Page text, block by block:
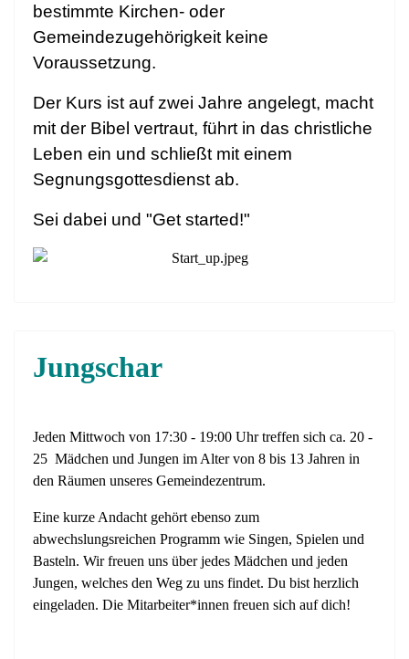
bestimmte Kirchen- oder
Gemeindezugehörigkeit keine
Voraussetzung.
Der Kurs ist auf zwei Jahre angelegt, macht
mit der Bibel vertraut, führt in das christliche
Leben ein und schließt mit einem
Segnungsgottesdienst ab.
Sei dabei und "Get started!"
Jungschar
Jeden Mittwoch von 17:30 - 19:00 Uhr treffen sich ca. 20 -
25 Mädchen und Jungen im Alter von 8 bis 13 Jahren in
den Räumen unseres Gemeindezentrum.
Eine kurze Andacht gehört ebenso zum
abwechslungsreichen Programm wie Singen, Spielen und
Basteln. Wir freuen uns über jedes Mädchen und jeden
Jungen, welches den Weg zu uns findet. Du bist herzlich
eingeladen. Die Mitarbeiter*innen freuen sich auf dich!